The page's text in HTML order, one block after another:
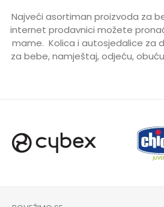
Najveći asortiman proizvoda za
internet prodavnici možete
mame. Kolica i autosjedalice za
za bebe, namještaj, odjeću,